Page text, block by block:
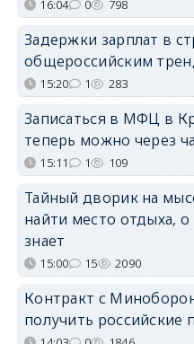
16:04 0 798
Задержки зарплат в
общероссийским
15:20 1 283
Записаться в МФЦ в
теперь можно через
15:11 1 109
Тайный дворик на
найти место отдыха,
знает
15:00 15 2090
Контракт с
получить российские